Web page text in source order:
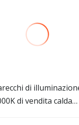
di
di vendita calda